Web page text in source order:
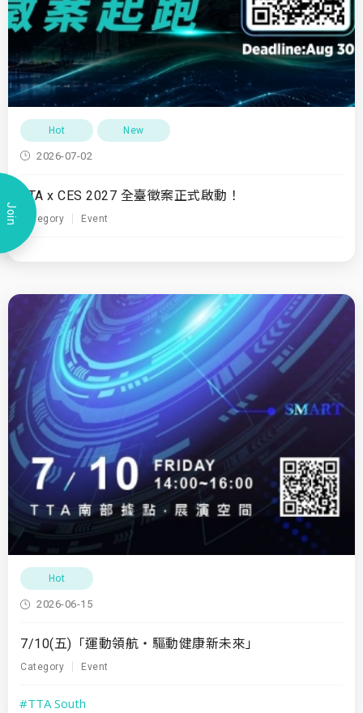
Join
Hot New
2026-07-02
TTA x CES 2027 全臺徵案正式啟動！
Category Event
Hot
2026-06-15
7/10(五)「運動領航・驅動健康新未來」
Category Event
#TTA South